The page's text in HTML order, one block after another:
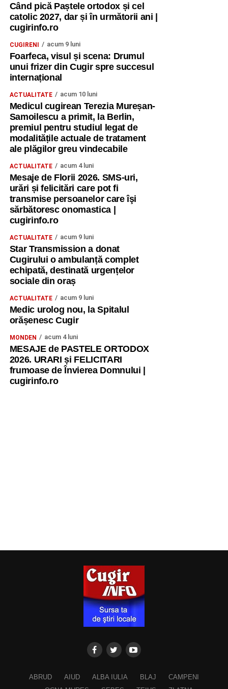
Când pică Paștele ortodox și cel
catolic 2027, dar și în următorii ani |
cugirinfo.ro
CUGIRENI acum 9 luni
Foarfeca, visul și scena: Drumul
unui frizer din Cugir spre succesul
internațional
ACTUALITATE acum 10 luni
Medicul cugirean Terezia Mureșan-
Samoilescu a primit, la Berlin,
premiul pentru studiul legat de
modalitățile actuale de tratament
ale plăgilor greu vindecabile
ACTUALITATE acum 4 luni
Mesaje de Florii 2026. SMS-uri,
urări și felicitări care pot fi
transmise persoanelor care îşi
sărbătoresc onomastica |
cugirinfo.ro
ACTUALITATE acum 9 luni
Star Transmission a donat
Cugirului o ambulanță complet
echipată, destinată urgențelor
sociale din oraș
ACTUALITATE acum 9 luni
Medic urolog nou, la Spitalul
orășenesc Cugir
MONDEN acum 4 luni
MESAJE de PASTELE ORTODOX
2026. URARI și FELICITARI
frumoase de Învierea Domnului |
cugirinfo.ro
ABRUD AIUD ALBA IULIA BLAJ
CAMPENI